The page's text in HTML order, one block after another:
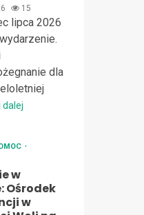
15
lipca 2026
dla
dalej
w
Ośrodek
w